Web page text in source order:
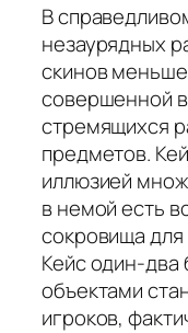
В
незаурядных
скинов
совершенной
стремящихся
предметов.
иллюзией
в немой есть
сокровища
Кейс один-
объектами
игроков,